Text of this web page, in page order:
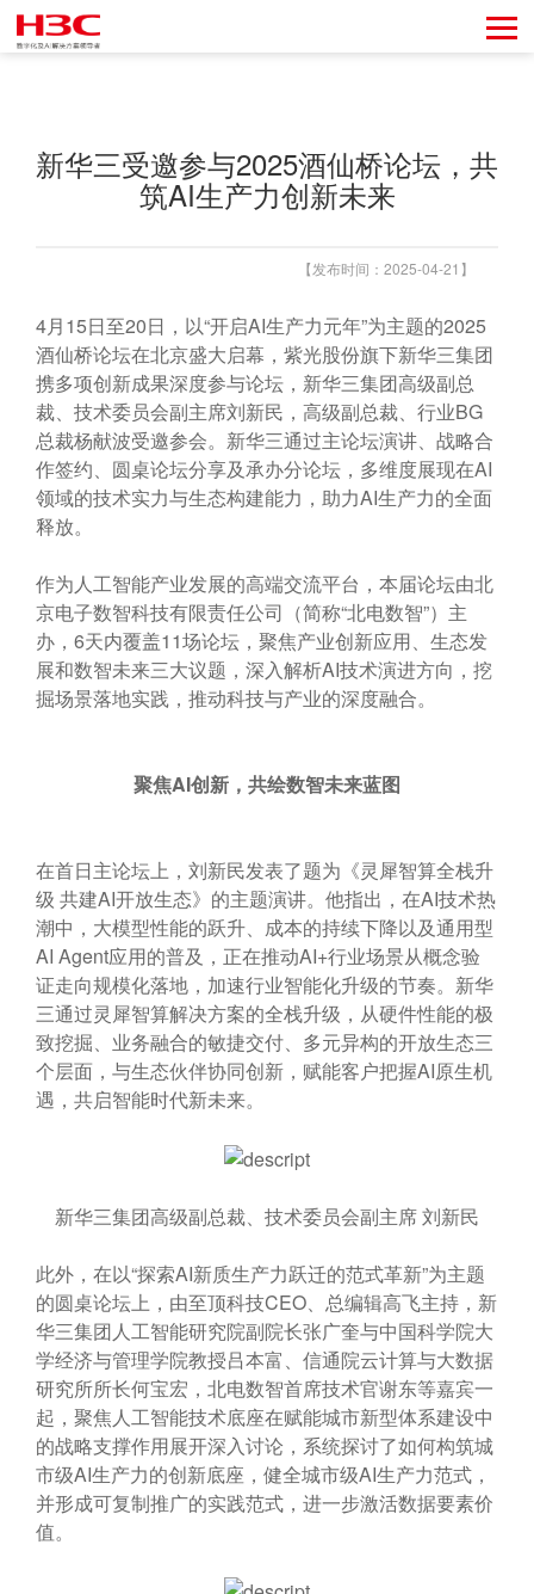
新华三受邀参与2025酒仙桥论坛，共
筑AI生产力创新未来
【发布时间：2025-04-21】
4月15日至20日，以“开启AI生产力元年”为主题的2025
酒仙桥论坛在北京盛大启幕，紫光股份旗下新华三集团
携多项创新成果深度参与论坛，新华三集团高级副总
裁、技术委员会副主席刘新民，高级副总裁、行业BG
总裁杨献波受邀参会。新华三通过主论坛演讲、战略合
作签约、圆桌论坛分享及承办分论坛，多维度展现在AI
领域的技术实力与生态构建能力，助力AI生产力的全面
释放。
作为人工智能产业发展的高端交流平台，本届论坛由北
京电子数智科技有限责任公司（简称“北电数智”）主
办，6天内覆盖11场论坛，聚焦产业创新应用、生态发
展和数智未来三大议题，深入解析AI技术演进方向，挖
掘场景落地实践，推动科技与产业的深度融合。
聚焦AI创新，共绘数智未来蓝图
在首日主论坛上，刘新民发表了题为《灵犀智算全栈升
级 共建AI开放生态》的主题演讲。他指出，在AI技术热
潮中，大模型性能的跃升、成本的持续下降以及通用型
AI Agent应用的普及，正在推动AI+行业场景从概念验
证走向规模化落地，加速行业智能化升级的节奏。新华
三通过灵犀智算解决方案的全栈升级，从硬件性能的极
致挖掘、业务融合的敏捷交付、多元异构的开放生态三
个层面，与生态伙伴协同创新，赋能客户把握AI原生机
遇，共启智能时代新未来。
新华三集团高级副总裁、技术委员会副主席 刘新民
此外，在以“探索AI新质生产力跃迁的范式革新”为主题
的圆桌论坛上，由至顶科技CEO、总编辑高飞主持，新
华三集团人工智能研究院副院长张广奎与中国科学院大
学经济与管理学院教授吕本富、信通院云计算与大数据
研究所所长何宝宏，北电数智首席技术官谢东等嘉宾一
起，聚焦人工智能技术底座在赋能城市新型体系建设中
的战略支撑作用展开深入讨论，系统探讨了如何构筑城
市级AI生产力的创新底座，健全城市级AI生产力范式，
并形成可复制推广的实践范式，进一步激活数据要素价
值。